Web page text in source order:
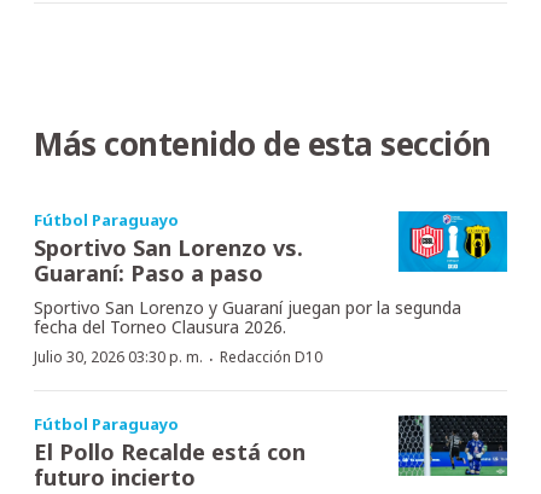
Más contenido de esta sección
Fútbol Paraguayo
Sportivo San Lorenzo vs.
Guaraní: Paso a paso
Sportivo San Lorenzo y Guaraní juegan por la segunda
fecha del Torneo Clausura 2026.
Julio 30, 2026 03:30 p. m. · Redacción D10
Fútbol Paraguayo
El Pollo Recalde está con
futuro incierto